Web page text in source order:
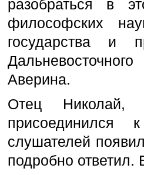
разобраться в
философских
государства и
Аверина.
Отец Николай,
присоединился
слушателей
подробно ответил.